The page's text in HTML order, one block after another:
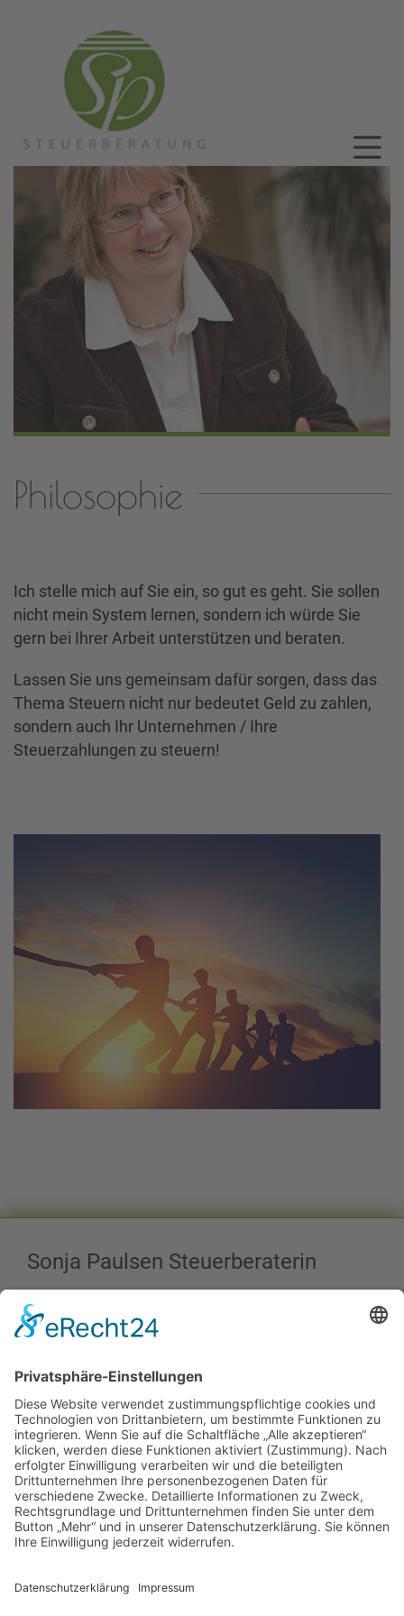
Philosophie
Ich stelle mich auf Sie ein, so gut es geht. Sie sollen
nicht mein System lernen, sondern ich würde Sie
gern bei Ihrer Arbeit unterstützen und beraten.
Lassen Sie uns gemeinsam dafür sorgen, dass das
Thema Steuern nicht nur bedeutet Geld zu zahlen,
sondern auch Ihr Unternehmen / Ihre
Steuerzahlungen zu steuern!
Sonja Paulsen Steuerberaterin
Moordamm 15
25335 Elmshorn
Deutschland
04121 - 90 75 112
04121 - 90 75 113
info@paulsen-steuerberatung.de
Datenschutz
Impressum
Kontakt